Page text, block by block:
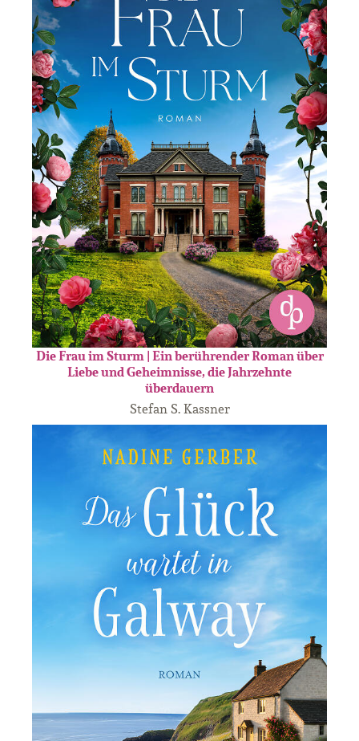
Die Frau im Sturm | Ein berührender Roman über
Liebe und Geheimnisse, die Jahrzehnte
überdauern
Stefan S. Kassner